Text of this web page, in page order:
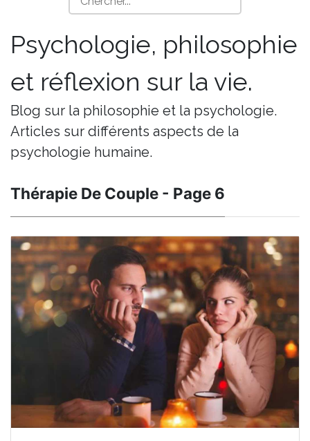
Psychologie, philosophie
et réflexion sur la vie.
Blog sur la philosophie et la psychologie.
Articles sur différents aspects de la
psychologie humaine.
Thérapie De Couple - Page 6